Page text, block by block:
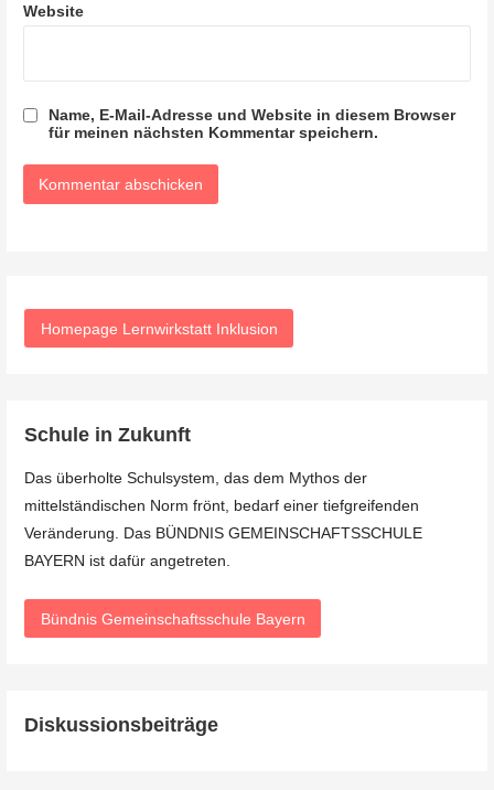
Website
Name, E-Mail-Adresse und Website in diesem Browser
für meinen nächsten Kommentar speichern.
Homepage Lernwirkstatt Inklusion
Schule in Zukunft
Das überholte Schulsystem, das dem Mythos der
mittelständischen Norm frönt, bedarf einer tiefgreifenden
Veränderung. Das BÜNDNIS GEMEINSCHAFTSSCHULE
BAYERN ist dafür angetreten.
Bündnis Gemeinschaftsschule Bayern
Diskussionsbeiträge